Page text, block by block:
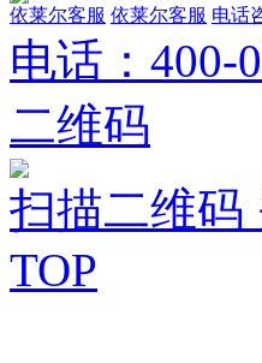
依莱尔客服 依莱尔客服 电话
电话： 400-
二维码
扫描二维码
TOP